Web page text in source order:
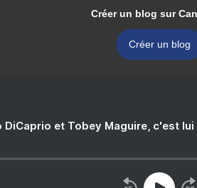
Créer un blog sur
Créer un blog
DiCaprio et Tobey Maguire, c'est